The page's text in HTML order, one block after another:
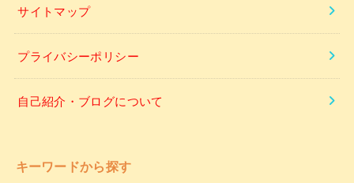
サイトマップ
プライバシーポリシー
自己紹介・ブログについて
キーワードから探す